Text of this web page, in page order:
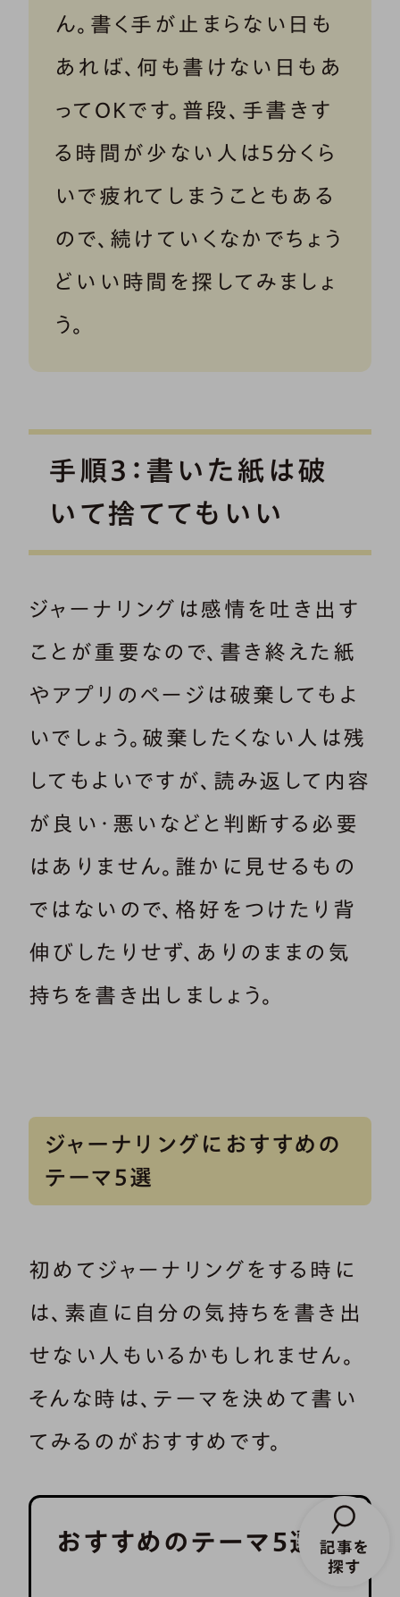
ん。書く手が止まらない日も
あれば、何も書けない日もあ
ってOKです。普段、手書きす
る時間が少ない人は5分くら
いで疲れてしまうこともある
ので、続けていくなかでちょう
どいい時間を探してみましょ
う。
手順3：書いた紙は破
いて捨ててもいい
ジャーナリングは感情を吐き出す
ことが重要なので、書き終えた紙
やアプリのページは破棄してもよ
いでしょう。破棄したくない人は残
してもよいですが、読み返して内容
が良い・悪いなどと判断する必要
はありません。誰かに見せるもの
ではないので、格好をつけたり背
伸びしたりせず、ありのままの気
持ちを書き出しましょう。
ジャーナリングにおすすめの
テーマ5選
初めてジャーナリングをする時に
は、素直に自分の気持ちを書き出
せない人もいるかもしれません。
そんな時は、テーマを決めて書い
てみるのがおすすめです。
おすすめのテーマ5選